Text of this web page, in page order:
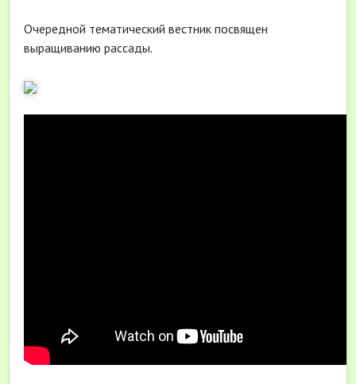
Очередной тематический вестник посвящен
выращиванию рассады.